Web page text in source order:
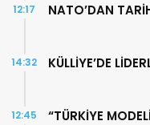
NATO’DAN
12:17
KÜLLİYE’DE
14:32
“TÜRKİYE
12:45